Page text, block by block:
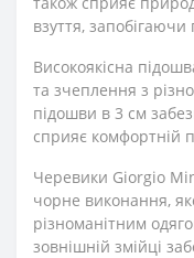
взуття, запобігаючи
Високоякісна
та зчеплення з
підошви в 3 см
сприяє комфортній
Черевики Giorgio
чорне виконання,
різноманітним
зовнішній змійці